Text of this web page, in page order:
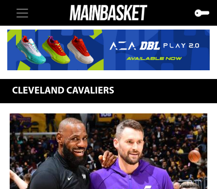
CLEVELAND CAVALIERS